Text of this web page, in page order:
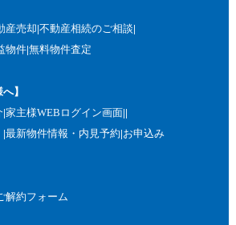
産売却 不動産相続のご相談
物件 無料物件査定
】
家主様WEBログイン画面
最新物件情報・内見予約 お申込み
解約フォーム